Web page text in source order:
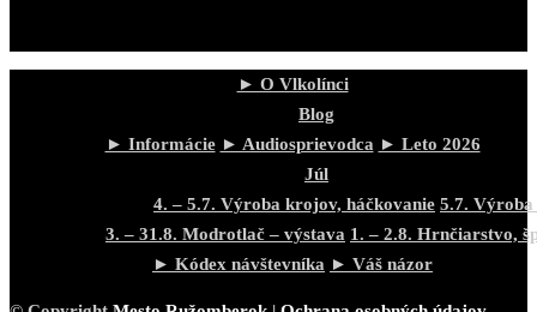
► O Vlkolínci
Blog
► Informácie ► Audiosprievodca ► Leto 2026
Júl
4. – 5.7. Výroba krojov, háčkovanie 5.7. Výroba
3. – 31.8. Modrotlač – výstava 1. – 2.8. Hrnčiarstvo,
► Kódex návštevníka ► Váš názor